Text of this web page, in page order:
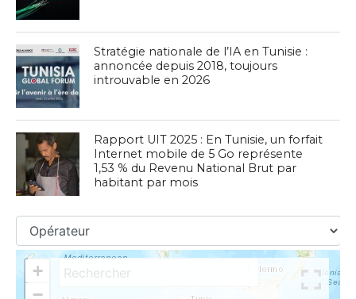
Stratégie nationale de l’IA en Tunisie :
annoncée depuis 2018, toujours
introuvable en 2026
Rapport UIT 2025 : En Tunisie, un forfait
Internet mobile de 5 Go représente
1,53 % du Revenu National Brut par
habitant par mois